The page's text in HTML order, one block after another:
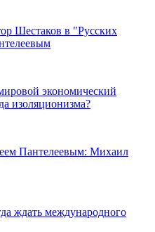
Шестаков в "Русских
экономический
изоляционизма?
Пантелеевым: Михаил
ждать международного